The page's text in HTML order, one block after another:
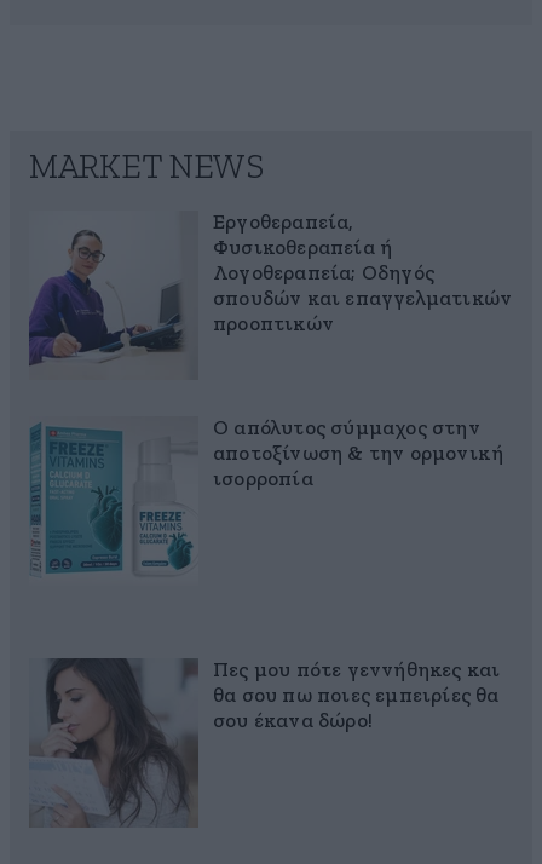
MARKET NEWS
Εργοθεραπεία,
Φυσικοθεραπεία ή
Λογοθεραπεία; Οδηγός
σπουδών και επαγγελματικών
προοπτικών
Ο απόλυτος σύμμαχος στην
αποτοξίνωση & την ορμονική
ισορροπία
Πες μου πότε γεννήθηκες και
θα σου πω ποιες εμπειρίες θα
σου έκανα δώρο!